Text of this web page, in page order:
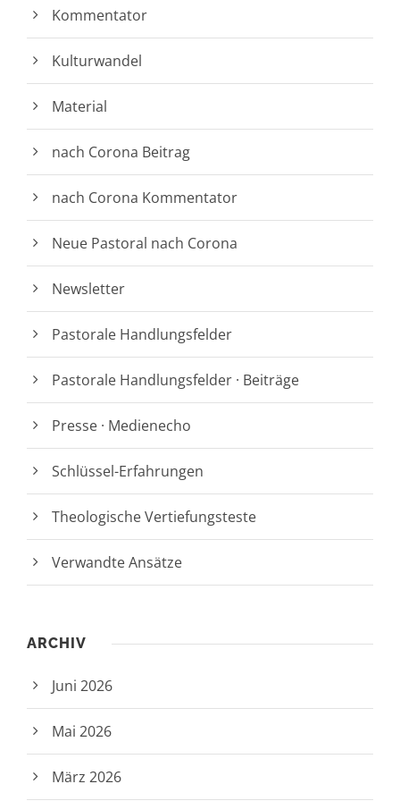
Kommentator
Kulturwandel
Material
nach Corona Beitrag
nach Corona Kommentator
Neue Pastoral nach Corona
Newsletter
Pastorale Handlungsfelder
Pastorale Handlungsfelder · Beiträge
Presse · Medienecho
Schlüssel-Erfahrungen
Theologische Vertiefungsteste
Verwandte Ansätze
ARCHIV
Juni 2026
Mai 2026
März 2026